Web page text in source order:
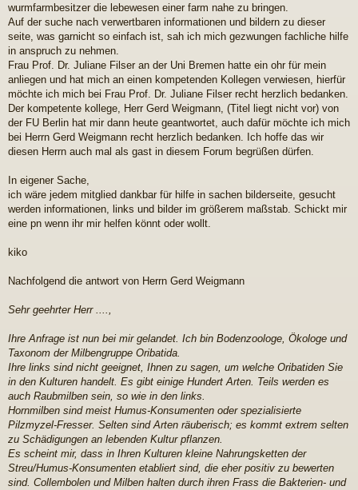
wurmfarmbesitzer die lebewesen einer farm nahe zu bringen.
Auf der suche nach verwertbaren informationen und bildern zu dieser
seite, was garnicht so einfach ist, sah ich mich gezwungen fachliche hilfe
in anspruch zu nehmen.
Frau Prof. Dr. Juliane Filser an der Uni Bremen hatte ein ohr für mein
anliegen und hat mich an einen kompetenden Kollegen verwiesen, hierfür
möchte ich mich bei Frau Prof. Dr. Juliane Filser recht herzlich bedanken.
Der kompetente kollege, Herr Gerd Weigmann, (Titel liegt nicht vor) von
der FU Berlin hat mir dann heute geantwortet, auch dafür möchte ich mich
bei Herrn Gerd Weigmann recht herzlich bedanken. Ich hoffe das wir
diesen Herrn auch mal als gast in diesem Forum begrüßen dürfen.
In eigener Sache,
ich wäre jedem mitglied dankbar für hilfe in sachen bilderseite, gesucht
werden informationen, links und bilder im größerem maßstab. Schickt mir
eine pn wenn ihr mir helfen könnt oder wollt.
kiko
Nachfolgend die antwort von Herrn Gerd Weigmann
Sehr geehrter Herr ....,
Ihre Anfrage ist nun bei mir gelandet. Ich bin Bodenzoologe, Ökologe und
Taxonom der Milbengruppe Oribatida.
Ihre links sind nicht geeignet, Ihnen zu sagen, um welche Oribatiden Sie
in den Kulturen handelt. Es gibt einige Hundert Arten. Teils werden es
auch Raubmilben sein, so wie in den links.
Hornmilben sind meist Humus-Konsumenten oder spezialisierte
Pilzmyzel-Fresser. Selten sind Arten räuberisch; es kommt extrem selten
zu Schädigungen an lebenden Kultur pflanzen.
Es scheint mir, dass in Ihren Kulturen kleine Nahrungsketten der
Streu/Humus-Konsumenten etabliert sind, die eher positiv zu bewerten
sind. Collembolen und Milben halten durch ihren Frass die Bakterien- und